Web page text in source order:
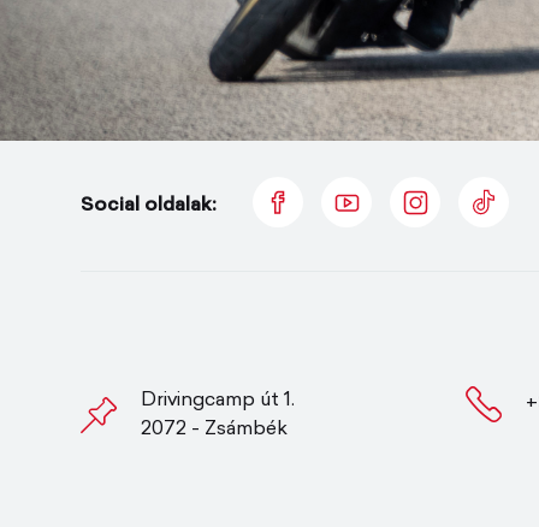
Social oldalak:
Drivingcamp út 1.
2072 - Zsámbék